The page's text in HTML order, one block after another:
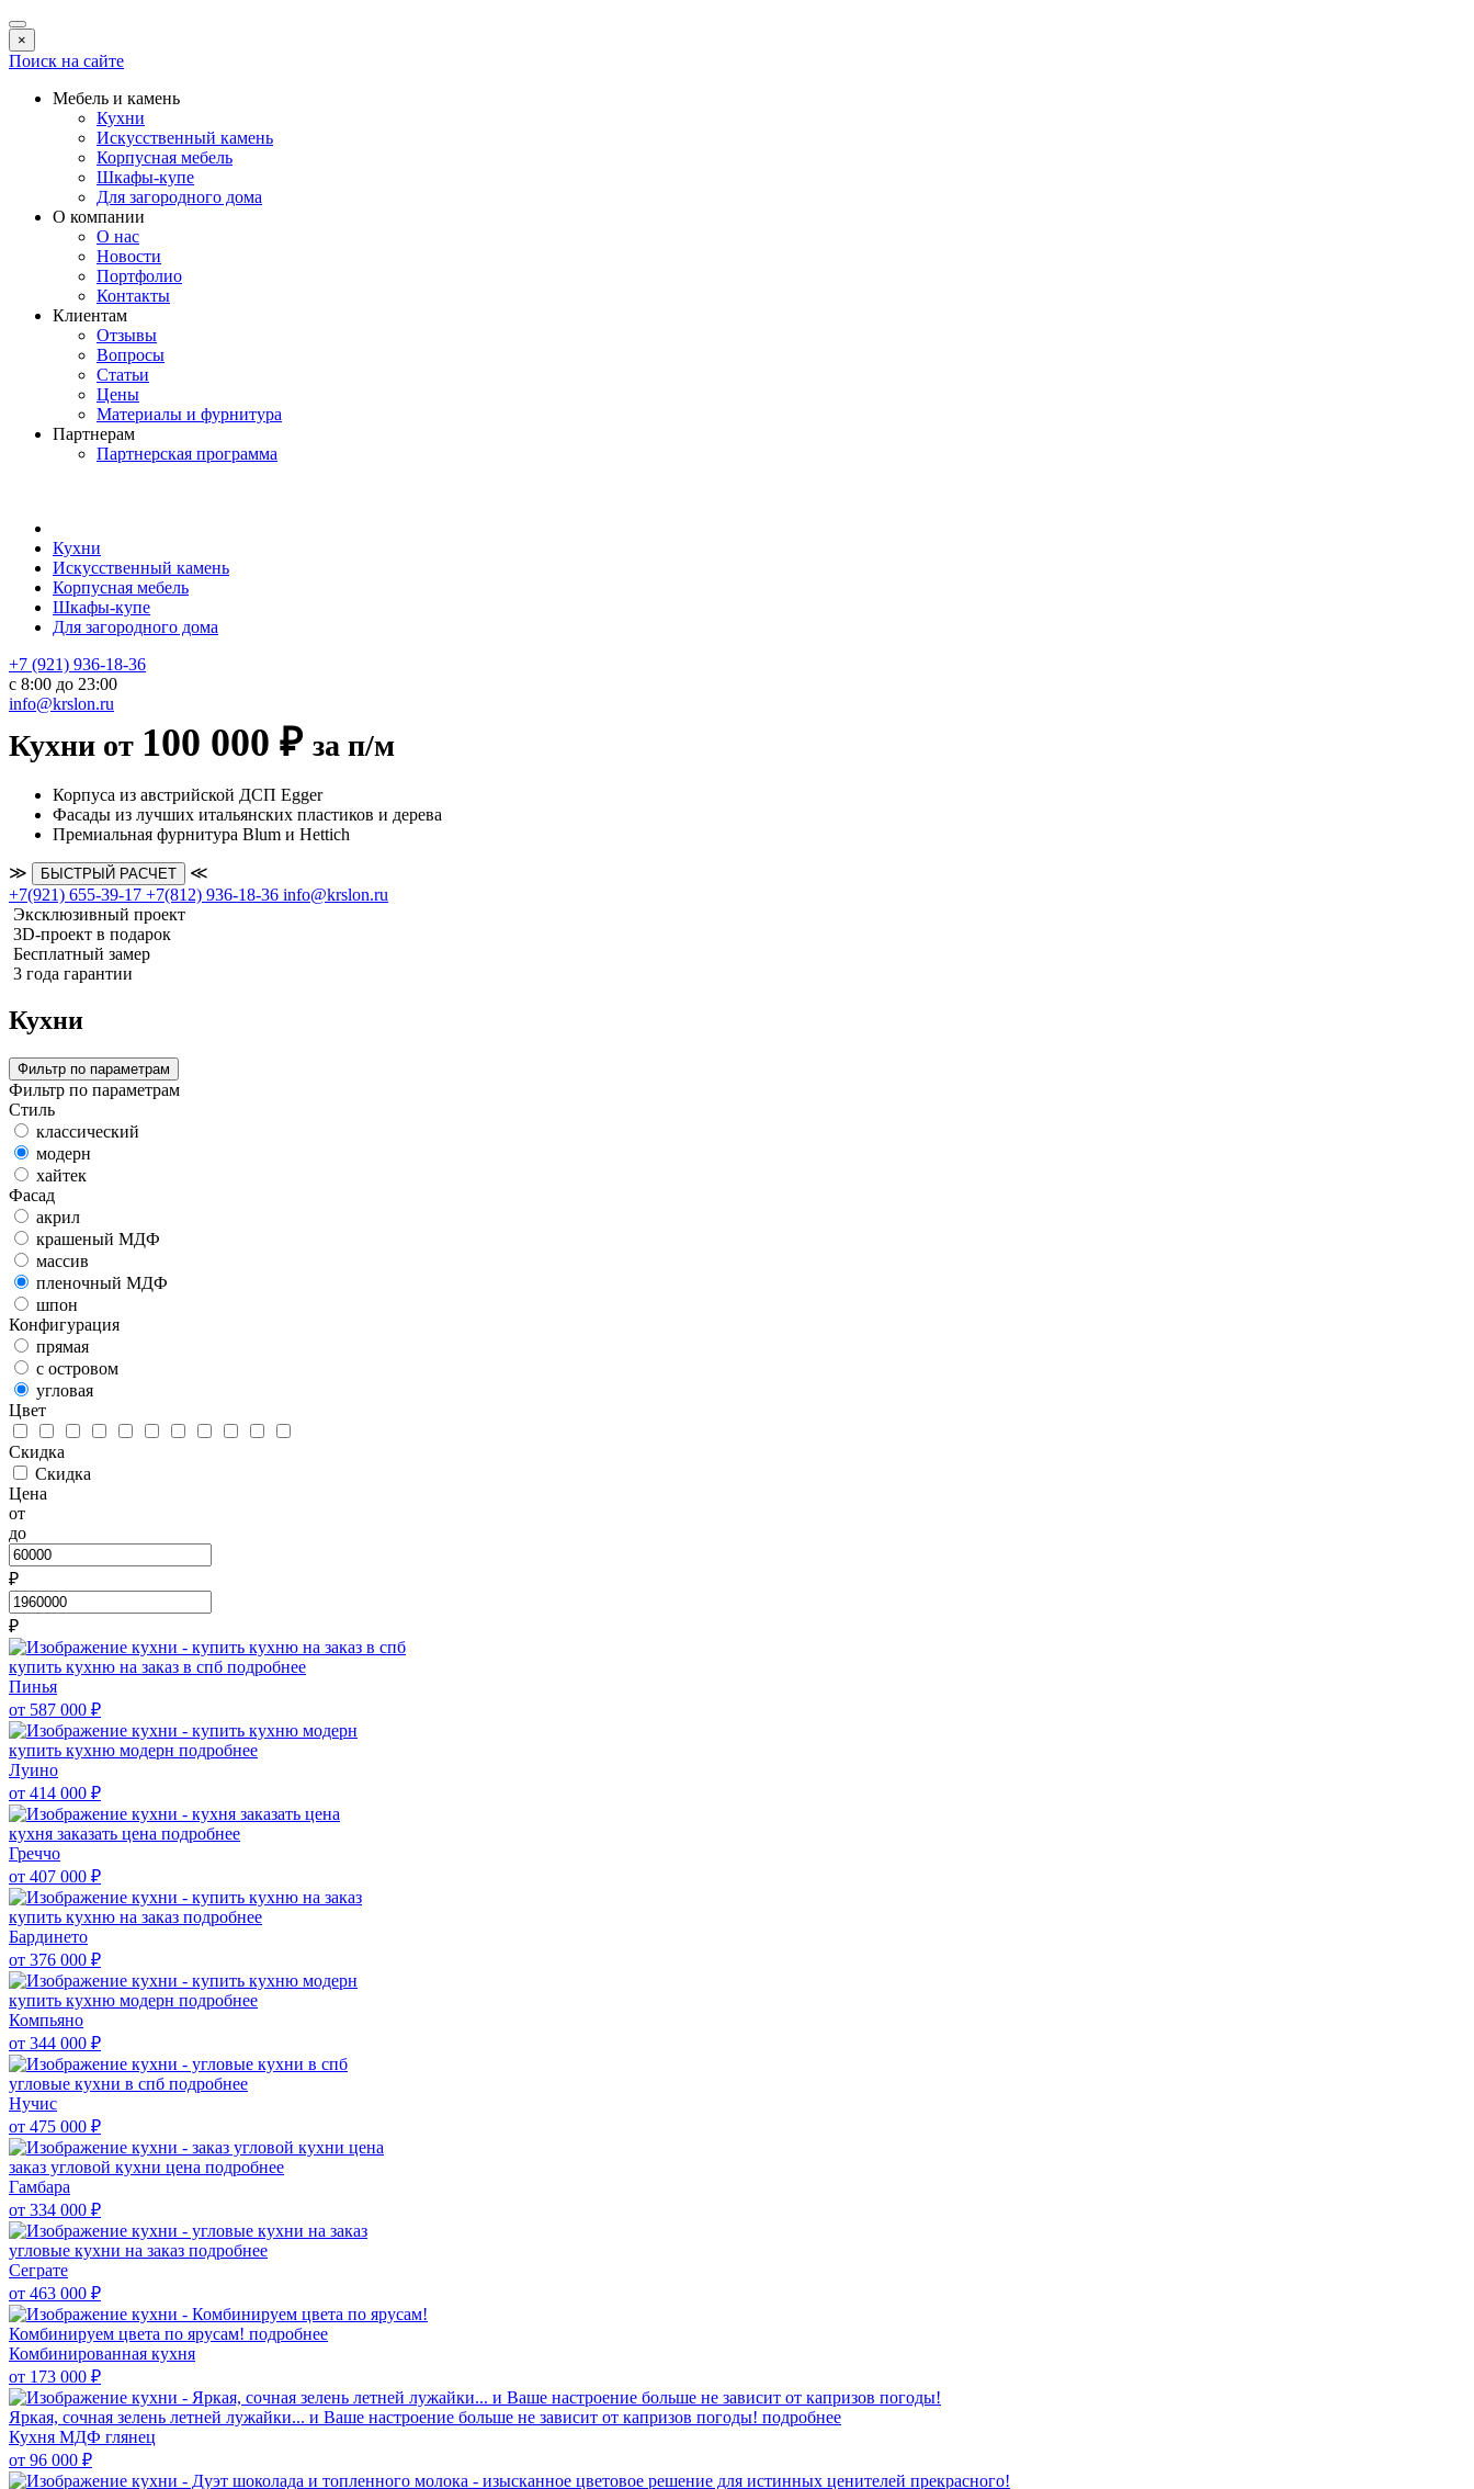
×
Поиск на сайте
Мебель и камень
Кухни
Искусственный камень
Корпусная мебель
Шкафы-купе
Для загородного дома
О компании
О нас
Новости
Портфолио
Контакты
Клиентам
Отзывы
Вопросы
Статьи
Цены
Материалы и фурнитура
Партнерам
Партнерская программа
Кухни
Искусственный камень
Корпусная мебель
Шкафы-купе
Для загородного дома
+7 (921) 936-18-36
с 8:00 до 23:00
info@krslon.ru
Кухни от 100 000 ₽ за п/м
Корпуса из австрийской ДСП Egger
Фасады из лучших итальянских пластиков и дерева
Премиальная фурнитура Blum и Hettich
≫ БЫСТРЫЙ РАСЧЕТ
≪
+7(921) 655-39-17 +7(812) 936-18-36 info@krslon.ru
Эксклюзивный проект
3D-проект в подарок
Бесплатный замер
3 года гарантии
Кухни
Фильтр по параметрам
Фильтр по параметрам
Стиль
классический
модерн
хайтек
Фасад
акрил
крашеный МДФ
массив
пленочный МДФ
шпон
Конфигурация
прямая
с островом
угловая
Цвет
Скидка
Скидка
Цена
от
до
₽
₽
купить кухню на заказ в спб подробнее
Пинья
от 587 000 ₽
купить кухню модерн подробнее
Луино
от 414 000 ₽
кухня заказать цена подробнее
Греччо
от 407 000 ₽
купить кухню на заказ подробнее
Бардинето
от 376 000 ₽
купить кухню модерн подробнее
Компьяно
от 344 000 ₽
угловые кухни в спб подробнее
Нучис
от 475 000 ₽
заказ угловой кухни цена подробнее
Гамбара
от 334 000 ₽
угловые кухни на заказ подробнее
Сеграте
от 463 000 ₽
Комбинируем цвета по ярусам! подробнее
Комбинированная кухня
от 173 000 ₽
Яркая, сочная зелень летней лужайки... и Ваше настроение больше не зависит от капризов погоды! подробнее
Кухня МДФ глянец
от 96 000 ₽